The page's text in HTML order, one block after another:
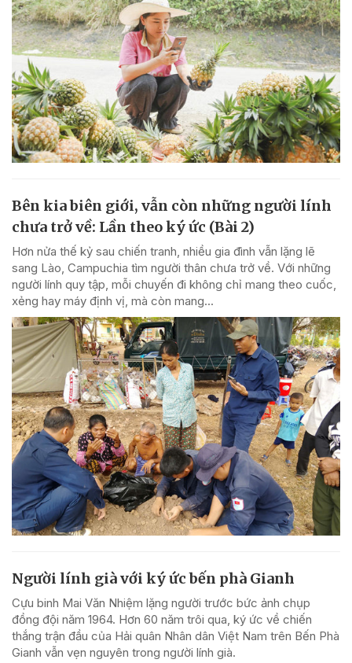
Bên kia biên giới, vẫn còn những người lính
chưa trở về: Lần theo ký ức (Bài 2)
Hơn nửa thế kỷ sau chiến tranh, nhiều gia đình vẫn lặng lẽ
sang Lào, Campuchia tìm người thân chưa trở về. Với những
người lính quy tập, mỗi chuyến đi không chỉ mang theo cuốc,
xẻng hay máy định vị, mà còn mang...
Người lính già với ký ức bến phà Gianh
Cựu binh Mai Văn Nhiệm lặng người trước bức ảnh chụp
đồng đội năm 1964. Hơn 60 năm trôi qua, ký ức về chiến
thắng trận đầu của Hải quân Nhân dân Việt Nam trên Bến Phà
Gianh vẫn vẹn nguyên trong người lính già.